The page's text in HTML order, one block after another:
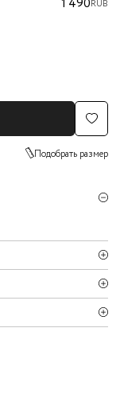
1 490RUB
Подобрать размер